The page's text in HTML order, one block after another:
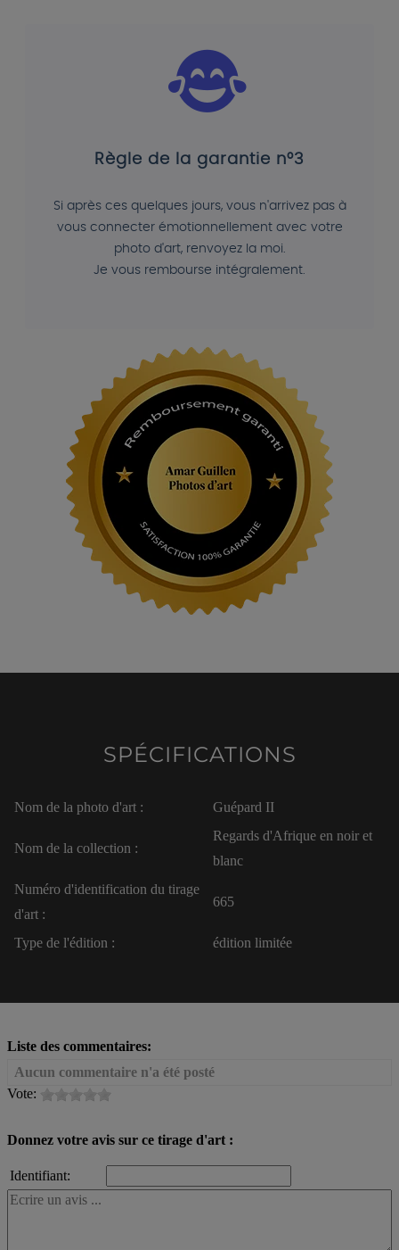
Règle de la garantie n°3
Si après ces quelques jours, vous n'arrivez pas à
vous connecter émotionnellement avec votre
photo d'art, renvoyez la moi.
Je vous rembourse intégralement.
SPÉCIFICATIONS
Nom de la photo d'art : Guépard II
Nom de la collection :
Regards d'Afrique en noir et
blanc
Numéro d'identification du tirage
d'art :
665
Type de l'édition : édition limitée
Liste des commentaires:
Aucun commentaire n'a été posté
Vote:
Donnez votre avis sur ce tirage d'art :
Identifiant: